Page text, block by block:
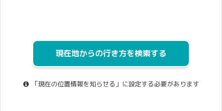
現在地からの行き方を検索する
「現在の位置情報を知らせる」に設定する必要があります